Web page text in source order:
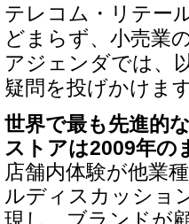
テレコム・リテー
どまらず、小売業
アジェンダでは、
疑問を投げかけます
世界で最も先進的
ストアは2009年の
店舗内体験が他業
ルディスカッショ